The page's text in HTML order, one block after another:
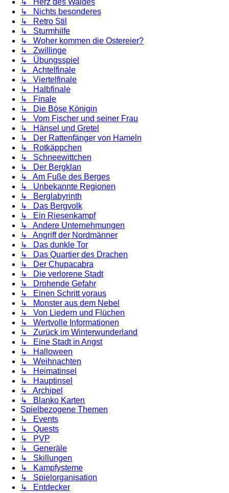
↳ Herz des Waldes
↳ Nichts besonderes
↳ Retro Stil
↳ Sturmhilfe
↳ Woher kommen die Ostereier?
↳ Zwillinge
↳ Übungsspiel
↳ Achtelfinale
↳ Viertelfinale
↳ Halbfinale
↳ Finale
↳ Die Böse Königin
↳ Vom Fischer und seiner Frau
↳ Hänsel und Gretel
↳ Der Rattenfänger von Hameln
↳ Rotkäppchen
↳ Schneewittchen
↳ Der Bergklan
↳ Am Fuße des Berges
↳ Unbekannte Regionen
↳ Berglabyrinth
↳ Das Bergvolk
↳ Ein Riesenkampf
↳ Andere Unternehmungen
↳ Angriff der Nordmänner
↳ Das dunkle Tor
↳ Das Quartier des Drachen
↳ Der Chupacabra
↳ Die verlorene Stadt
↳ Drohende Gefahr
↳ Einen Schritt voraus
↳ Monster aus dem Nebel
↳ Von Liedern und Flüchen
↳ Wertvolle Informationen
↳ Zurück im Winterwunderland
↳ Eine Stadt in Angst
↳ Halloween
↳ Weihnachten
↳ Heimatinsel
↳ Hauptinsel
↳ Archipel
↳ Blanko Karten
Spielbezogene Themen
↳ Events
↳ Quests
↳ PVP
↳ Generäle
↳ Skillungen
↳ Kampfysteme
↳ Spielorganisation
↳ Entdecker